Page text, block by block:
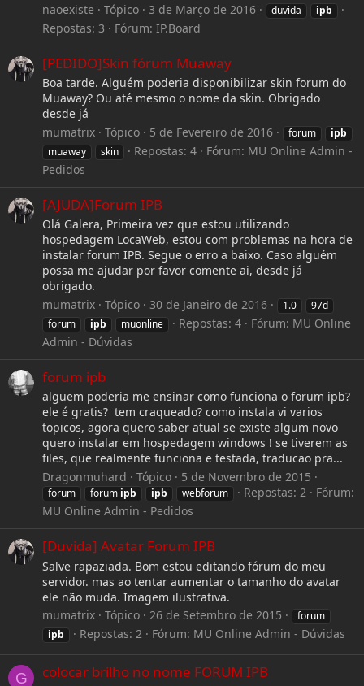
naoexiste
Tópico 3 de Março de 2016 duvida ipb
Repostas: 3 Fórum: IP.Board
[PEDIDO]Skin fórum Muaway
Boa tarde. Alguém poderia disponibilizar skin forum do
Muaway? Ou até mesmo o nome da skin. Obrigado
desde já
mumatrix
Tópico 5 de Fevereiro de 2016 forum
ipb
muaway
skin Repostas: 4 Fórum: MU Online Admin -
Pedidos
[AJUDA]Forum IPB
Olá Galera, Primeira vez que estou utilizando
hospedagem LocaWeb, estou com problemas na hora de
instalar forum IPB. Segue o erro a baixo. Caso alguém
possa me ajudar por favor comente ai, desde já
obrigado.
mumatrix
Tópico 30 de Janeiro de 2016 1.0
97d
forum
ipb muonline Repostas: 4 Fórum: MU Online
Admin - Dúvidas
forum ipb
alguem poderia me ensinar como funciona o forum ipb?
ele é gratis? tem craqueado? como instala vi varios
topicos, agora quero saber atual se existe algum novo
quero instalar em hospedagem windows ! se tiverem as
files, que realmente funciona e testada, traducao pra...
Dragonmuhard
Tópico 5 de Novembro de 2015
forum forum ipb ipb webforum Repostas: 2
Fórum:
MU Online Admin - Pedidos
[Duvida] Avatar Forum IPB
Salve rapaziada. Bom estou editando fórum do meu
servidor. mas ao tentar aumentar o tamanho do avatar
ele não muda. Imagem ilustrativa.
mumatrix
Tópico 26 de Setembro de 2015
forum
ipb
Repostas: 2 Fórum: MU Online Admin - Dúvidas
G colocar brilho no nome FORUM IPB